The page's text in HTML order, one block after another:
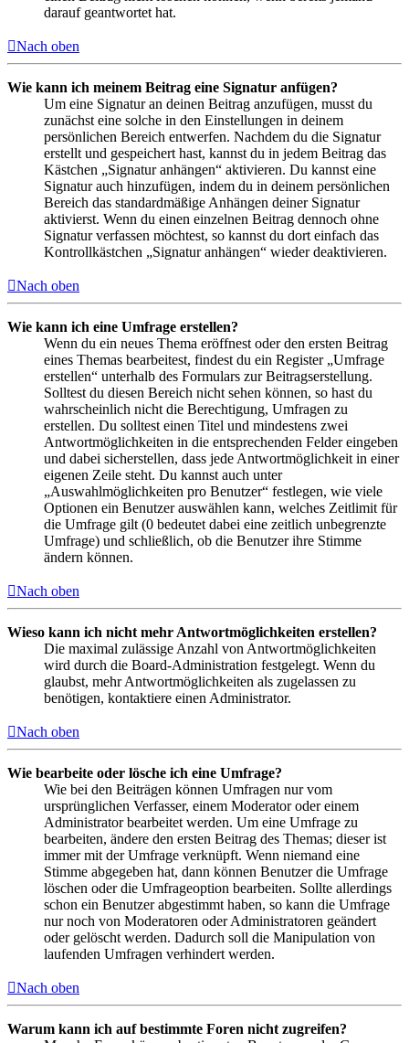
darauf geantwortet hat.
Nach oben
Wie kann ich meinem Beitrag eine Signatur anfügen?
Um eine Signatur an deinen Beitrag anzufügen, musst du
zunächst eine solche in den Einstellungen in deinem
persönlichen Bereich entwerfen. Nachdem du die Signatur
erstellt und gespeichert hast, kannst du in jedem Beitrag das
Kästchen „Signatur anhängen“ aktivieren. Du kannst eine
Signatur auch hinzufügen, indem du in deinem persönlichen
Bereich das standardmäßige Anhängen deiner Signatur
aktivierst. Wenn du einen einzelnen Beitrag dennoch ohne
Signatur verfassen möchtest, so kannst du dort einfach das
Kontrollkästchen „Signatur anhängen“ wieder deaktivieren.
Nach oben
Wie kann ich eine Umfrage erstellen?
Wenn du ein neues Thema eröffnest oder den ersten Beitrag
eines Themas bearbeitest, findest du ein Register „Umfrage
erstellen“ unterhalb des Formulars zur Beitragserstellung.
Solltest du diesen Bereich nicht sehen können, so hast du
wahrscheinlich nicht die Berechtigung, Umfragen zu
erstellen. Du solltest einen Titel und mindestens zwei
Antwortmöglichkeiten in die entsprechenden Felder eingeben
und dabei sicherstellen, dass jede Antwortmöglichkeit in einer
eigenen Zeile steht. Du kannst auch unter
„Auswahlmöglichkeiten pro Benutzer“ festlegen, wie viele
Optionen ein Benutzer auswählen kann, welches Zeitlimit für
die Umfrage gilt (0 bedeutet dabei eine zeitlich unbegrenzte
Umfrage) und schließlich, ob die Benutzer ihre Stimme
ändern können.
Nach oben
Wieso kann ich nicht mehr Antwortmöglichkeiten erstellen?
Die maximal zulässige Anzahl von Antwortmöglichkeiten
wird durch die Board-Administration festgelegt. Wenn du
glaubst, mehr Antwortmöglichkeiten als zugelassen zu
benötigen, kontaktiere einen Administrator.
Nach oben
Wie bearbeite oder lösche ich eine Umfrage?
Wie bei den Beiträgen können Umfragen nur vom
ursprünglichen Verfasser, einem Moderator oder einem
Administrator bearbeitet werden. Um eine Umfrage zu
bearbeiten, ändere den ersten Beitrag des Themas; dieser ist
immer mit der Umfrage verknüpft. Wenn niemand eine
Stimme abgegeben hat, dann können Benutzer die Umfrage
löschen oder die Umfrageoption bearbeiten. Sollte allerdings
schon ein Benutzer abgestimmt haben, so kann die Umfrage
nur noch von Moderatoren oder Administratoren geändert
oder gelöscht werden. Dadurch soll die Manipulation von
laufenden Umfragen verhindert werden.
Nach oben
Warum kann ich auf bestimmte Foren nicht zugreifen?